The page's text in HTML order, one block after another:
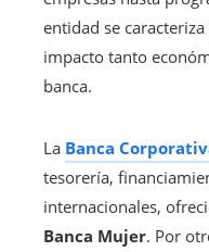
entidad se
impacto tanto
banca.
La Banca
tesorería,
internacionales,
Banca Mujer. Por